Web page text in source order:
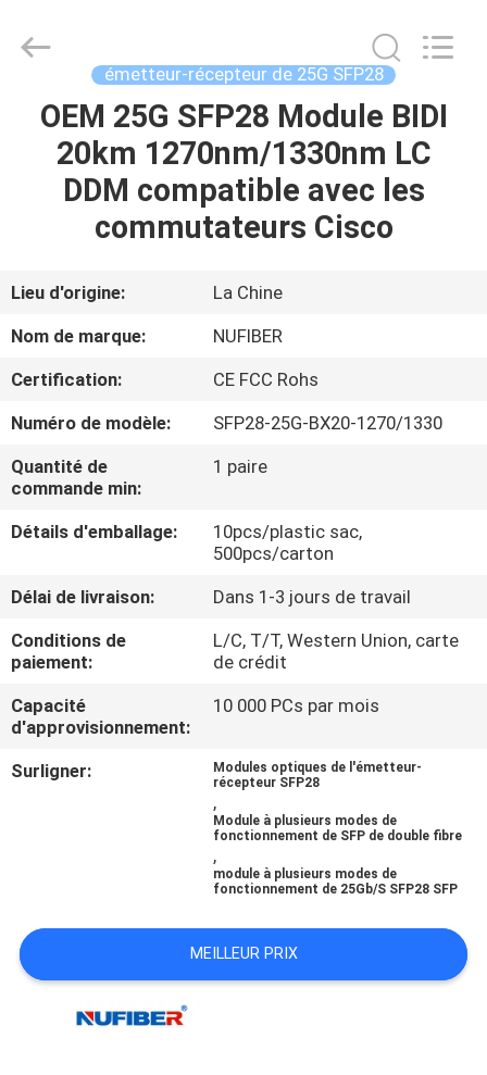
MAISON
PRODUITS
SUJET
DE
NOUS
VISITE
D'USINE
CONTRÔLE
QUALITÉ
CONTACTEZ-
NOUS
NOUVELLES
CITATION
PLAN
Technology
Co.,Ltd.
Reserved.
Developed
émetteur-récepteur de 25G SFP28
OEM 25G SFP28 Module BIDI
20km 1270nm/1330nm LC
DDM compatible avec les
commutateurs Cisco
Lieu d'origine:
La Chine
Nom de marque:
NUFIBER
Certification:
CE FCC Rohs
Numéro de modèle:
SFP28-25G-BX20-1270/1330
Quantité de
commande min:
1 paire
Détails d'emballage:
10pcs/plastic sac,
500pcs/carton
Délai de livraison:
Dans 1-3 jours de travail
Conditions de
paiement:
L/C, T/T, Western Union, carte
de crédit
Capacité
d'approvisionnement:
10 000 PCs par mois
Surligner:
Modules optiques de l'émetteur-
récepteur SFP28
,
Module à plusieurs modes de
fonctionnement de SFP de double fibre
,
module à plusieurs modes de
fonctionnement de 25Gb/S SFP28 SFP
MEILLEUR PRIX